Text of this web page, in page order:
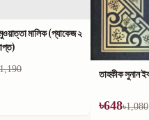
মালিক (প্যাকেজ ২
1,190 তাহকীক সুনান
৳648৳1,080